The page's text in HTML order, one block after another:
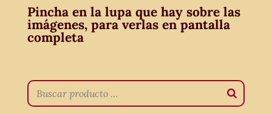
Pincha en la lupa que hay sobre las
imágenes, para verlas en pantalla
completa